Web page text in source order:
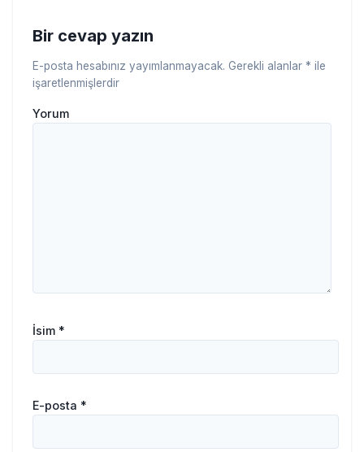
Bir cevap yazın
E-posta hesabınız yayımlanmayacak. Gerekli alanlar * ile
işaretlenmişlerdir
Yorum
İsim *
E-posta *